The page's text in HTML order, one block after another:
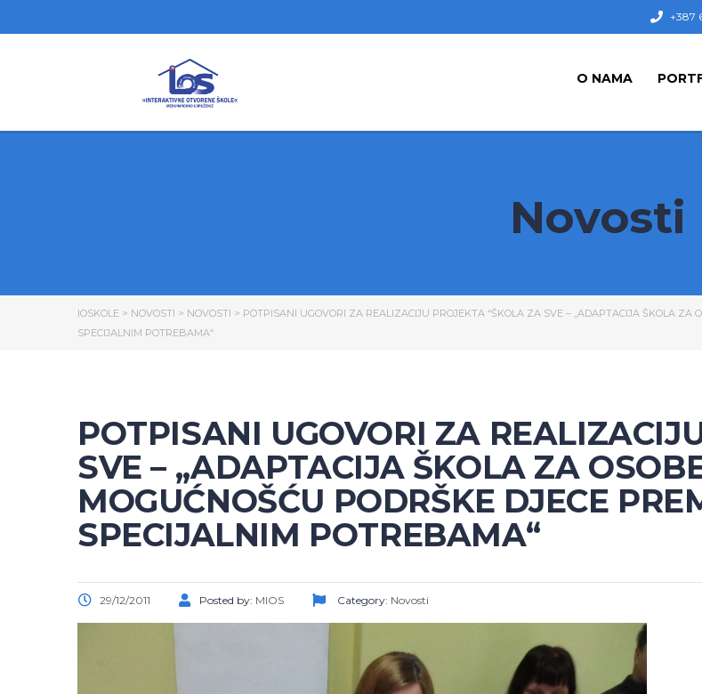
+387
O NAMA
Novosti
IOSKOLE > NOVOSTI > NOVOSTI > POTPISANI UGOVORI ZA REALIZACIJU PROJEKTA “ŠKOLA ZA SVE – „ADAPTACIJA ŠKOLA
SPECIJALNIM POTREBAMA“
POTPISANI UGOVORI ZA
SVE – „ADAPTACIJA ŠKOLA ZA
MOGUĆNOŠĆU PODRŠKE DJECE
SPECIJALNIM POTREBAMA“
29/12/2011 Posted by: MIOS Category: Novosti